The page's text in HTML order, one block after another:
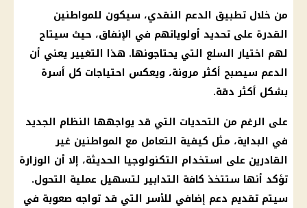
من خلال تطبيق الدعم النقدي، سيكون للمواطنين
القدرة على تحديد أولوياتهم في الإنفاق، حيث سيتاح
لهم اختيار السلع التي يحتاجونها. هذا التغيير يعني أن
الدعم سيصبح أكثر مرونة، ويعكس احتياجات كل أسرة
بشكل أكثر دقة.
على الرغم من التحديات التي قد يواجهها النظام الجديد
في البداية، مثل كيفية التعامل مع المواطنين غير
القادرين على استخدام التكنولوجيا الحديثة، إلا أن الوزارة
تؤكد أنها ستتخذ كافة التدابير لتسهيل عملية التحول.
سيتم تقديم دعم إضافي للأسر التي قد تواجه صعوبة في